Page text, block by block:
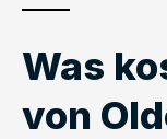
Was
von